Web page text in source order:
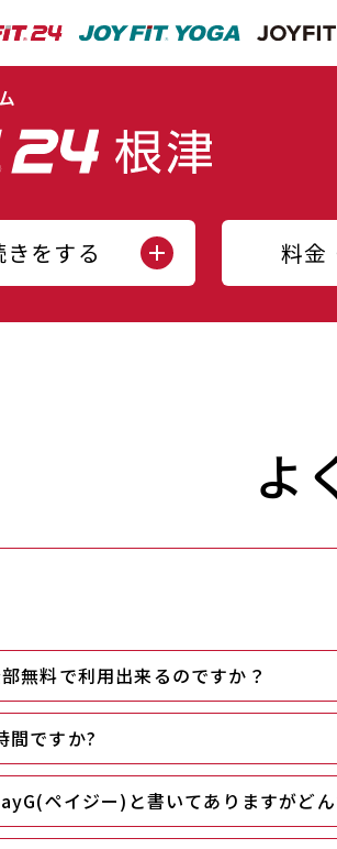
をする 料金
よ
無料で利用出来るのですか？
間ですか?
ペイジー)と書いてありますがど